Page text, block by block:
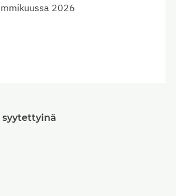
2026
syytettyinä